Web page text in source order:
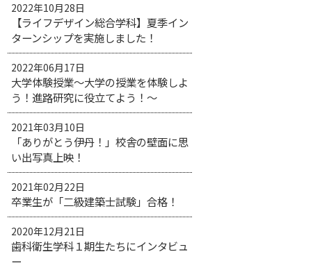
2022年10月28日
【ライフデザイン総合学科】夏季イン
ターンシップを実施しました！
2022年06月17日
大学体験授業～大学の授業を体験しよ
う！進路研究に役立てよう！～
2021年03月10日
「ありがとう伊丹！」校舎の壁面に思
い出写真上映！
2021年02月22日
卒業生が「二級建築士試験」合格！
2020年12月21日
歯科衛生学科１期生たちにインタビュ
ー